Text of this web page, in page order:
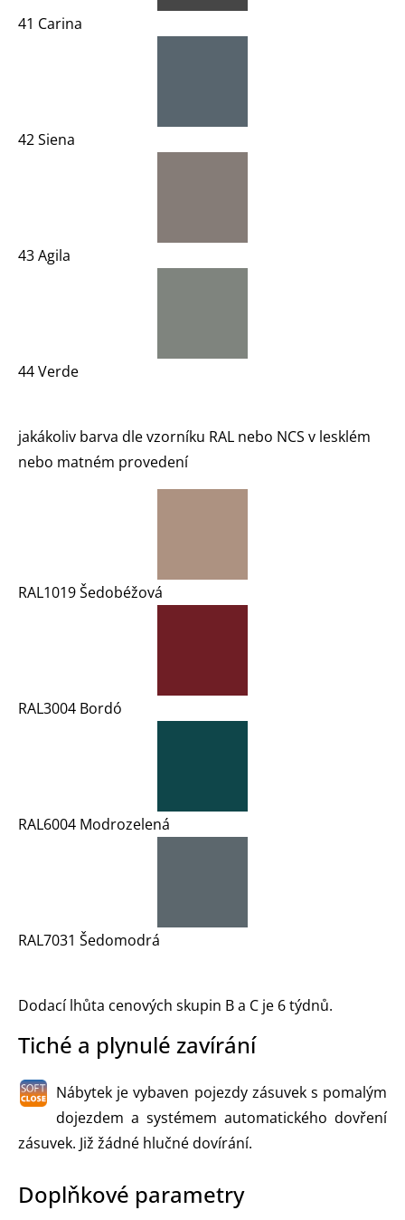
41 Carina
42 Siena
43 Agila
44 Verde
jakákoliv barva dle vzorníku RAL nebo NCS v lesklém
nebo matném provedení
RAL1019 Šedobéžová
RAL3004 Bordó
RAL6004 Modrozelená
RAL7031 Šedomodrá
Dodací lhůta cenových skupin B a C je 6 týdnů.
Tiché a plynulé zavírání
Nábytek je vybaven pojezdy zásuvek s pomalým
dojezdem a systémem automatického dovření
zásuvek. Již žádné hlučné dovírání.
Doplňkové parametry